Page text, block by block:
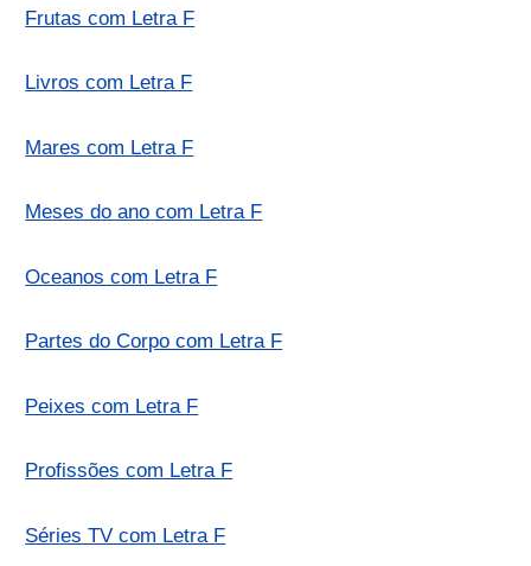
Frutas com Letra F
Livros com Letra F
Mares com Letra F
Meses do ano com Letra F
Oceanos com Letra F
Partes do Corpo com Letra F
Peixes com Letra F
Profissões com Letra F
Séries TV com Letra F